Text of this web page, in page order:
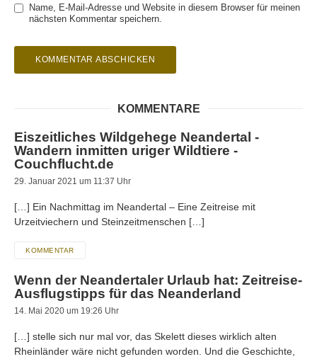
Name, E-Mail-Adresse und Website in diesem Browser für meinen
nächsten Kommentar speichern.
KOMMENTARE
Eiszeitliches Wildgehege Neandertal -
Wandern inmitten uriger Wildtiere -
Couchflucht.de
29. Januar 2021 um 11:37 Uhr
[…] Ein Nachmittag im Neandertal – Eine Zeitreise mit
Urzeitviechern und Steinzeitmenschen […]
KOMMENTAR
Wenn der Neandertaler Urlaub hat: Zeitreise-
Ausflugstipps für das Neanderland
14. Mai 2020 um 19:26 Uhr
[…] stelle sich nur mal vor, das Skelett dieses wirklich alten
Rheinländer wäre nicht gefunden worden. Und die Geschichte,